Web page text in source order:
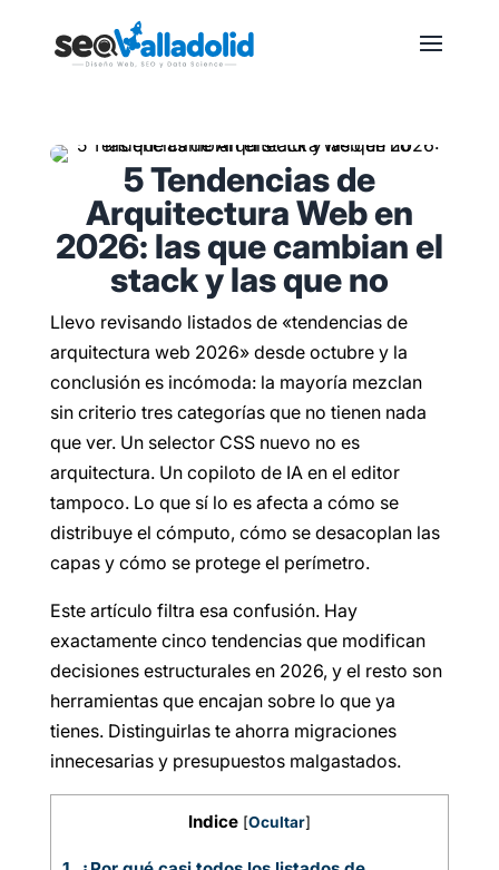
5 Tendencias de
Arquitectura Web en
2026: las que cambian el
stack y las que no
Llevo revisando listados de «tendencias de
arquitectura web 2026» desde octubre y la
conclusión es incómoda: la mayoría mezclan
sin criterio tres categorías que no tienen nada
que ver. Un selector CSS nuevo no es
arquitectura. Un copiloto de IA en el editor
tampoco. Lo que sí lo es afecta a cómo se
distribuye el cómputo, cómo se desacoplan las
capas y cómo se protege el perímetro.
Este artículo filtra esa confusión. Hay
exactamente cinco tendencias que modifican
decisiones estructurales en 2026, y el resto son
herramientas que encajan sobre lo que ya
tienes. Distinguirlas te ahorra migraciones
innecesarias y presupuestos malgastados.
Indice [Ocultar]